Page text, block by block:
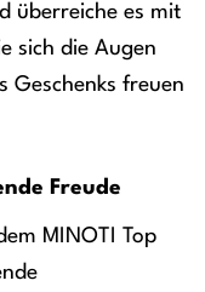
überreiche es mit
sich die Augen
Geschenks freuen
Freude
MINOTI Top